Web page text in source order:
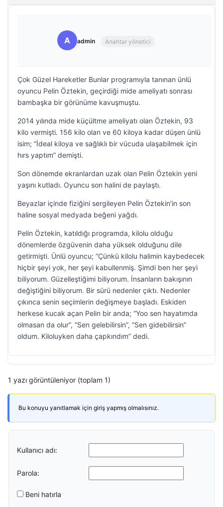
A admin Anahtar yönetici
Çok Güzel Hareketler Bunlar programıyla tanınan ünlü
oyuncu Pelin Öztekin, geçirdiği mide ameliyatı sonrası
bambaşka bir görünüme kavuşmuştu.
2014 yılında mide küçültme ameliyatı olan Öztekin, 93
kilo vermişti. 156 kilo olan ve 60 kiloya kadar düşen ünlü
isim; “İdeal kiloya ve sağlıklı bir vücuda ulaşabilmek için
hırs yaptım” demişti.
Son dönemde ekranlardan uzak olan Pelin Öztekin yeni
yaşını kutladı. Oyuncu son halini de paylaştı.
Beyazlar içinde fiziğini sergileyen Pelin Öztekin’in son
haline sosyal medyada beğeni yağdı.
Pelin Öztekin, katıldığı programda, kilolu olduğu
dönemlerde özgüvenin daha yüksek olduğunu dile
getirmişti. Ünlü oyuncu; “Çünkü kilolu halimin kaybedecek
hiçbir şeyi yok, her şeyi kabullenmiş. Şimdi ben her şeyi
biliyorum. Güzelleştiğimi biliyorum. İnsanların bakışının
değiştiğini biliyorum. Bir sürü nedenler çıktı. Nedenler
çıkınca senin seçimlerin değişmeye başladı. Eskiden
herkese kucak açan Pelin bir anda; “Yoo sen hayatımda
olmasan da olur”, “Sen gelebilirsin”, “Sen gidebilirsin”
oldum. Kiloluyken daha çapkındım” dedi.
1 yazı görüntüleniyor (toplam 1)
Bu konuyu yanıtlamak için giriş yapmış olmalısınız.
Kullanıcı adı:
Parola:
Beni hatırla